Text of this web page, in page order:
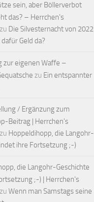
sein, aber Böllerverbot
das? – Herrchen's
zu Die Silvesternacht von 2022
Geld da?
zur eigenen Waffe –
zu Ein entspannter
/ Ergänzung zum
Beitrag | Herrchen's
zu Hoppeldihopp, die Langohr-
ihre Fortsetzung ;-)
die Langohr-Geschichte
;-) | Herrchen's
zu Wenn man Samstags seine